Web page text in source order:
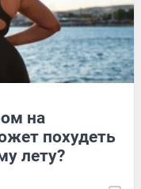
на
похудеть
лету?